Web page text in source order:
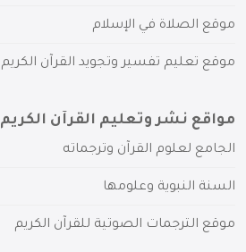
موقع الصلاة في الإسلام
موقع تعليم تفسير وتجويد القرآن الكريم
مواقع نشر وتعليم القرآن الكريم
الجامع لعلوم القرآن وترجماته
السنة النبوية وعلومها
موقع الترجمات الصوتية للقرآن الكريم